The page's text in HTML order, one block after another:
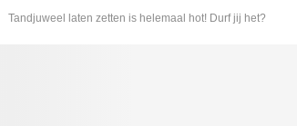
Tandjuweel laten zetten is helemaal hot! Durf jij het?